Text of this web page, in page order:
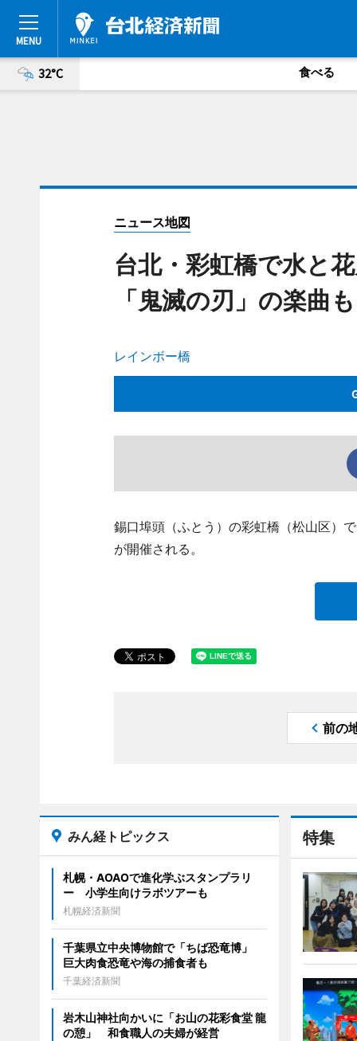
32°C 食べる
ニュース地図
台北・彩虹橋で水と
「鬼滅の刃」の楽曲も
レインボー橋
錫口埠頭（ふとう）の彩虹橋（松山区）
が開催される。
前の
特集
みん経トピックス
札幌・AOAOで進化学ぶスタンプラリ
ー 小学生向けラボツアーも
札幌経済新聞
千葉県立中央博物館で「ちば恐竜博」
巨大肉食恐竜や海の捕食者も
千葉経済新聞
岩木山神社向かいに「お山の花彩食堂 龍
の憩」 和食職人の夫婦が経営